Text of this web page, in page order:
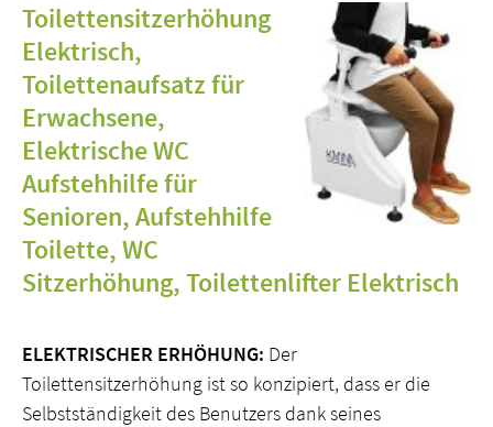
Toilettensitzerhöhung
Elektrisch,
Toilettenaufsatz für
Erwachsene,
Elektrische WC
Aufstehhilfe für
Senioren, Aufstehhilfe
Toilette, WC
Sitzerhöhung, Toilettenlifter Elektrisch
ELEKTRISCHER ERHÖHUNG: Der
Toilettensitzerhöhung ist so konzipiert, dass er die
Selbstständigkeit des Benutzers dank seines